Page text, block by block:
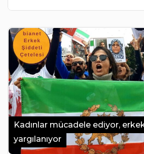
Kadınlar mücadele ediyor,
yargılanıyor